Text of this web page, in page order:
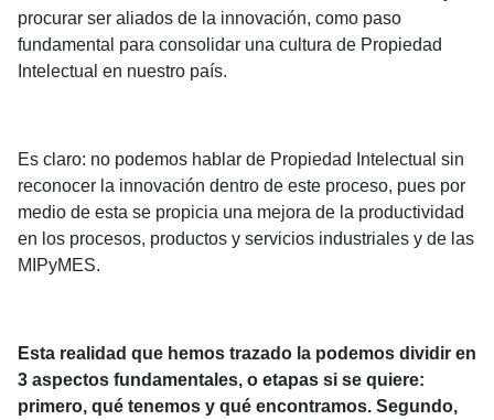
procurar ser aliados de la innovación, como paso
fundamental para consolidar una cultura de Propiedad
Intelectual en nuestro país.
Es claro: no podemos hablar de Propiedad Intelectual sin
reconocer la innovación dentro de este proceso, pues por
medio de esta se propicia una mejora de la productividad
en los procesos, productos y servicios industriales y de las
MIPyMES.
Esta realidad que hemos trazado la podemos dividir en
3 aspectos fundamentales, o etapas si se quiere:
primero, qué tenemos y qué encontramos. Segundo,